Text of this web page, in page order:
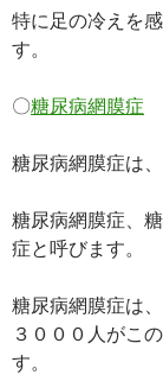
特に足の冷えを
す。
〇糖尿病網膜症
糖尿病網膜症は
糖尿病網膜症、
症と呼びます。
糖尿病網膜症は
３０００人がこ
す。